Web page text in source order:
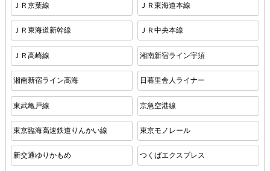
ＪＲ京葉線 ＪＲ東海道本線
ＪＲ東海道新幹線 ＪＲ中央本線
ＪＲ高崎線 湘南新宿ライン宇須
湘南新宿ライン高海 日暮里舎人ライナー
東武亀戸線 京急空港線
東京臨海高速鉄道りんかい線 東京モノレール
新交通ゆりかもめ つくばエクスプレス